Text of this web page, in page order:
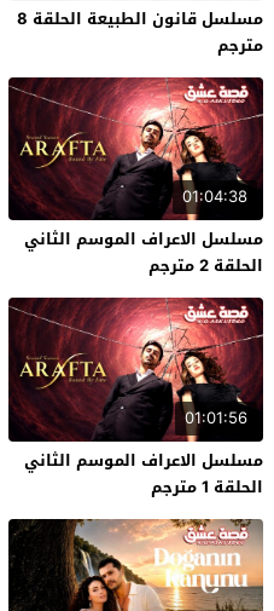
مسلسل قانون الطبيعة الحلقة 8
مترجم
01:04:38
مسلسل الاعراف الموسم الثاني
الحلقة 2 مترجم
01:01:56
مسلسل الاعراف الموسم الثاني
الحلقة 1 مترجم